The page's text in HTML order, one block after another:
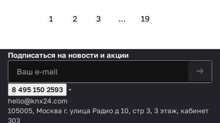
1 2 3 ... 19
Подписаться на новости и акции
8 495 150 2593
hello@knx24.com
105005, Москва г. улица Радио д 10, стр 3, 3 этаж, кабинет
303